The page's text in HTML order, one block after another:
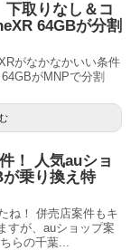
下取りなし＆コ
64GBが分割
がなかなかいい条件
がMNPで分割
！ 人気auショ
乗り換え特
ね！ 併売店案件もキ
すが、auショップ案
らの千葉...